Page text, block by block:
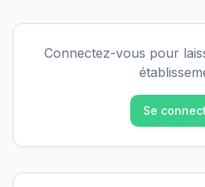
Connectez-vous pour
Se